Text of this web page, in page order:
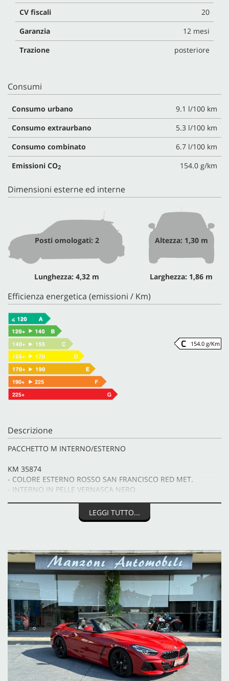
CV fiscali
20
Garanzia
12 mesi
Trazione
posteriore
Consumi
Consumo urbano
9.1 l/100 km
Consumo extraurbano
5.3 l/100 km
Consumo combinato
6.7 l/100 km
Emissioni CO2 154.0 g/km
Dimensioni esterne ed interne
Posti omologati: 2
Lunghezza: 4,32 m
Altezza: 1,30 m
Larghezza: 1,86 m
Efficienza energetica (emissioni / Km)
154.0 g/Km
Descrizione
PACCHETTO M INTERNO/ESTERNO
KM 35874
- COLORE ESTERNO ROSSO SAN FRANCISCO RED MET.
- INTERNO IN PELLE VERNASCA NERO
- FARI A LED
- CONNECTED DRIVE
- CERCHI IN LEGA DA "18 M A DOPPIE RAZZE
- NAVIGATORE PROFESSIONAL
- PACK M AEREODINAMICO
- LUCI AMBIENTE
- SEDILI RISCALDATI
- SPECCHIETTI CON FUNZIONE ANABAGLIANTE
- IMPIANTO STEREO DAB
- SENSORI DI PARCHEGGIO ANTERIORI E POSTERIORI CON
TELECAMERA
- CLIMATIZZATORE AUTOMATICO A DUE ZONE
- SENSORI LUCE
LEGGI TUTTO...